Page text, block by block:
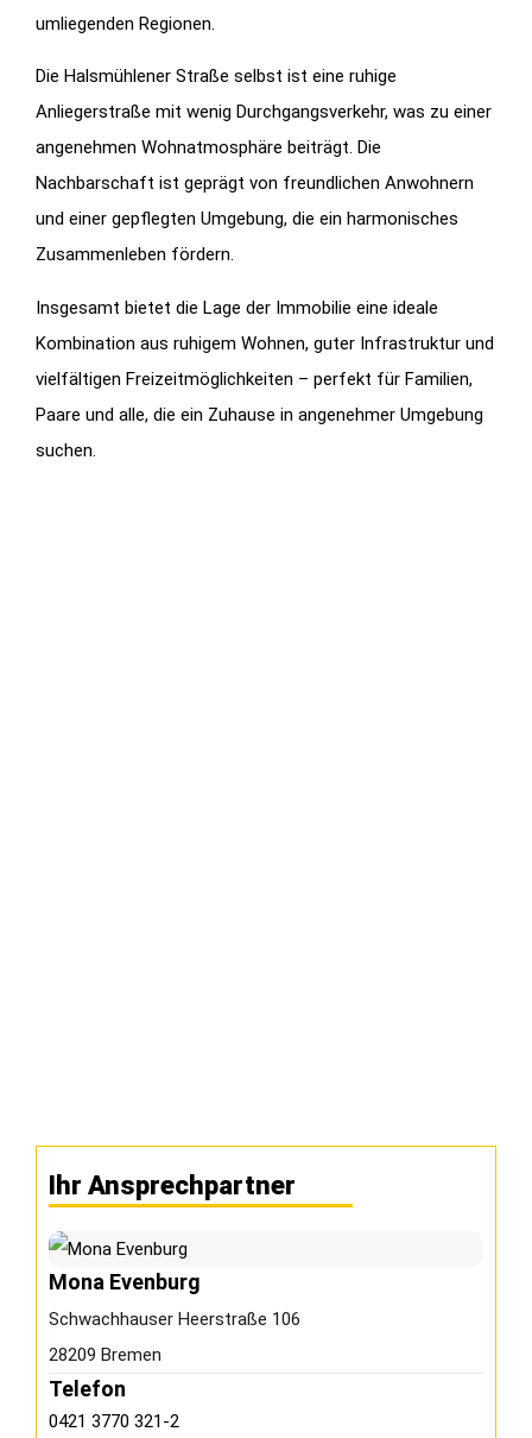
umliegenden Regionen.
Die Halsmühlener Straße selbst ist eine ruhige
Anliegerstraße mit wenig Durchgangsverkehr, was zu einer
angenehmen Wohnatmosphäre beiträgt. Die
Nachbarschaft ist geprägt von freundlichen Anwohnern
und einer gepflegten Umgebung, die ein harmonisches
Zusammenleben fördern.
Insgesamt bietet die Lage der Immobilie eine ideale
Kombination aus ruhigem Wohnen, guter Infrastruktur und
vielfältigen Freizeitmöglichkeiten – perfekt für Familien,
Paare und alle, die ein Zuhause in angenehmer Umgebung
suchen.
Ihr Ansprechpartner
Mona Evenburg
Schwachhauser Heerstraße 106
28209 Bremen
Telefon
0421 3770 321-2